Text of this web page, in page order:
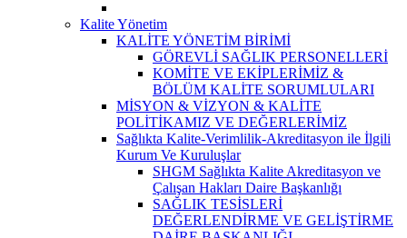
Kalite Yönetim
KALİTE YÖNETİM BİRİMİ
GÖREVLİ SAĞLIK PERSONELLERİ
KOMİTE VE EKİPLERİMİZ &
BÖLÜM KALİTE SORUMLULARI
MİSYON & VİZYON & KALİTE
POLİTİKAMIZ VE DEĞERLERİMİZ
Sağlıkta Kalite-Verimlilik-Akreditasyon ile İlgili
Kurum Ve Kuruluşlar
SHGM Sağlıkta Kalite Akreditasyon ve
Çalışan Hakları Daire Başkanlığı
SAĞLIK TESİSLERİ
DEĞERLENDİRME VE GELİŞTİRME